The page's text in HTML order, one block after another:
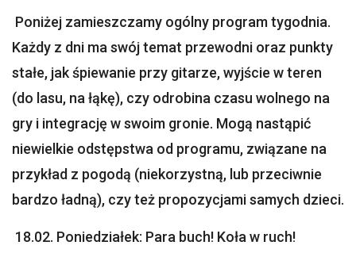
Poniżej zamieszczamy ogólny program tygodnia.
Każdy z dni ma swój temat przewodni oraz punkty
stałe, jak śpiewanie przy gitarze, wyjście w teren
(do lasu, na łąkę), czy odrobina czasu wolnego na
gry i integrację w swoim gronie. Mogą nastąpić
niewielkie odstępstwa od programu, związane na
przykład z pogodą (niekorzystną, lub przeciwnie
bardzo ładną), czy też propozycjami samych dzieci.
18.02. Poniedziałek: Para buch! Koła w ruch!